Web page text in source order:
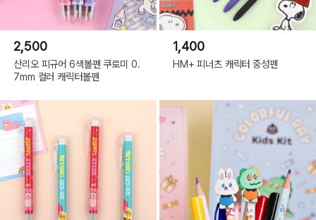
2,500
산리오 피규어 6색볼펜 쿠로미 0.
7mm 컬러 캐릭터볼펜
1,400
HM+ 피너츠 캐릭터 중성펜